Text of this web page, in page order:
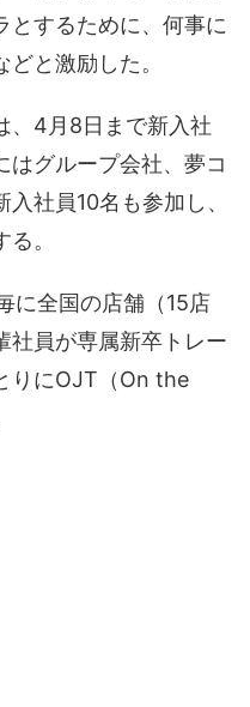
とするために、何事に
と激励した。
、4月8日まで新入社
はグループ会社、夢コ
社員10名も参加し、
。
に全国の店舗（15店
社員が専属新卒トレー
りにOJT（On the